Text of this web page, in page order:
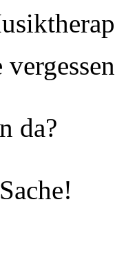
da?